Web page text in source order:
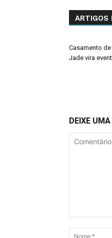
ARTIGOS
Casamento
Jade vira
DEIXE